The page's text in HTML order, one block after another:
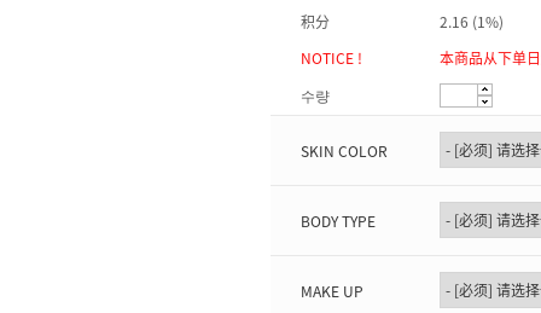
积分
2.16 (1%)
NOTICE !
本商品从下单
수량
SKIN COLOR
BODY TYPE
MAKE UP